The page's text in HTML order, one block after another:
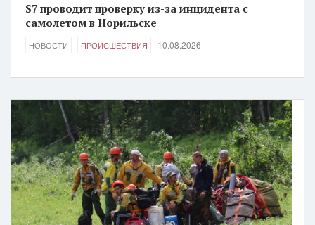
S7 проводит проверку из-за инцидента с
самолетом в Норильске
НОВОСТИ ПРОИСШЕСТВИЯ 10.08.2026